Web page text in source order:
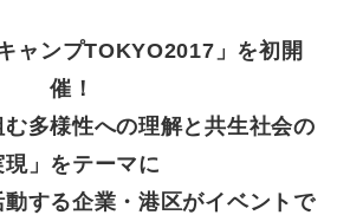
ャンプTOKYO2017」を初開
催！
多様性への理解と共生社会の
現」をテーマに
する企業・港区がイベントで